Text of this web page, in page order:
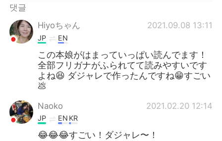
Português
댓글
Hiyoちゃん
2021.09.08 13:11
JP EN
この本娘がはまっていっぱい読んでます！
全部フリガナがふられてて読みやすいです
よね😆 ダジャレで作ったんですね😁すごい
💩
Naoko 2021.02.20 12:14
JP EN KR
😂😂😂すごい！ダジャレ〜！